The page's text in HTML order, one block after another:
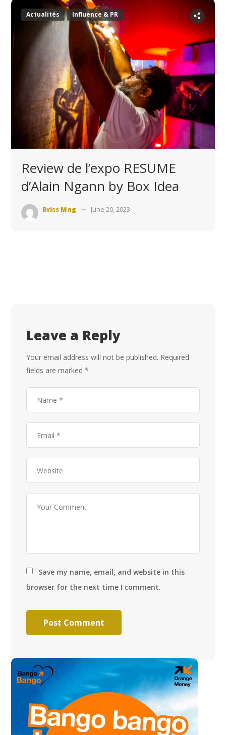
Actualités Influence & PR
Review de l’expo RESUME
d’Alain Ngann by Box Idea
Briss Mag June 20, 2023
Leave a Reply
Your email address will not be published. Required
fields are marked*
Save my name, email, and website in this
browser for the next time I comment.